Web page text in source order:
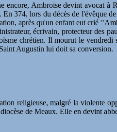
encore, Ambroise devint avocat
374, lors du décès de
après qu'un enfant eut crié
écrivain, protecteur des
chrétien. Il mourut le
Augustin lui doit sa conversion.
religieuse, malgré la violente
de Meaux. Elle en devint